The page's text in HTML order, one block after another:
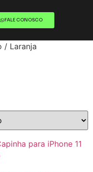
FALE CONOSCO
/ Laranja